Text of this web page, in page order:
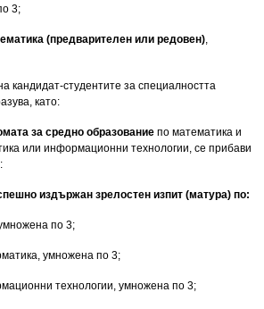
3;
(предварителен или редовен),
кандидат-студентите за специалността
като:
за средно образование по математика и
или информационни техно­логии, се прибави
издържан зрелостен изпит (матура) по:
по 3;
умножена по 3;
технологии, умножена по 3;